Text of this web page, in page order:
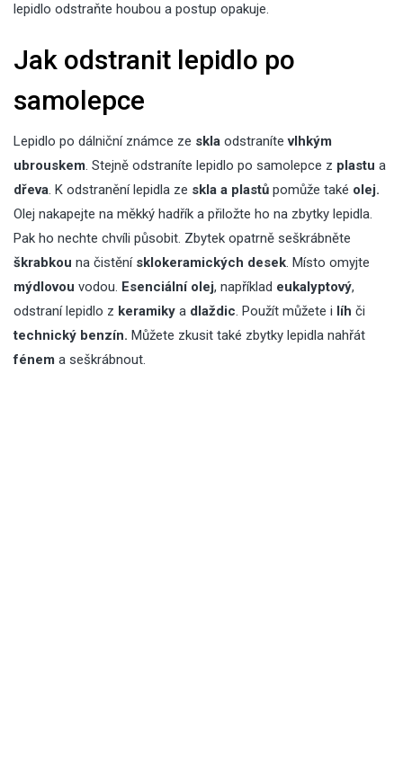
lepidlo odstraňte houbou a postup opakuje.
Jak odstranit lepidlo po
samolepce
Lepidlo po dálniční známce ze skla odstranítevlhkým
ubrouskem. Stejně odstraníte lepidlo po samolepce z plastu a
dřeva. K odstranění lepidla ze skla a plastů pomůže také olej.
Olej nakapejte na měkký hadřík a přiložte ho na zbytky lepidla.
Pak ho nechte chvíli působit. Zbytek opatrně seškrábněte
škrabkou na čistění sklokeramických desek. Místo omyjte
mýdlovou vodou. Esenciální olej, například eukalyptový,
odstraní lepidlo z keramiky a dlaždic. Použít můžete i líh či
technický benzín. Můžete zkusit také zbytky lepidla nahřát
fénem a seškrábnout.